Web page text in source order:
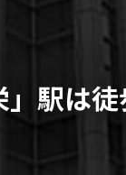
駅は